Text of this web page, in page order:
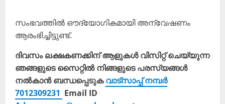
സംഭവത്തിൽ ഔദ്യോഗികമായി അന്വേഷണം
ആരംഭിച്ചിട്ടുണ്ട്.
ദിവസം ലക്ഷകണക്കിന് ആളുകൾ വിസിറ്റ് ചെയ്യുന്ന
ഞങ്ങളുടെ സൈറ്റിൽ നിങ്ങളുടെ പരസ്യങ്ങൾ
നൽകാൻ ബന്ധപ്പെടുകവാട്സാപ്പ് നമ്പർ
7012309231 Email ID